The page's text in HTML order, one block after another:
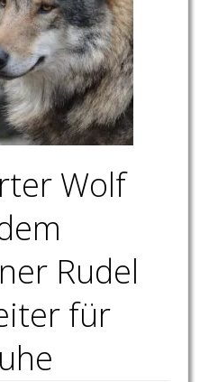
Wolf
Rudel
für